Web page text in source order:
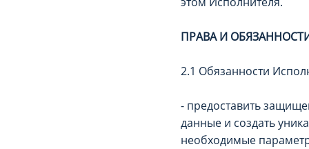
ПРАВА И
2.1 Обязанности
- предоставить
данные и создать
необходимые